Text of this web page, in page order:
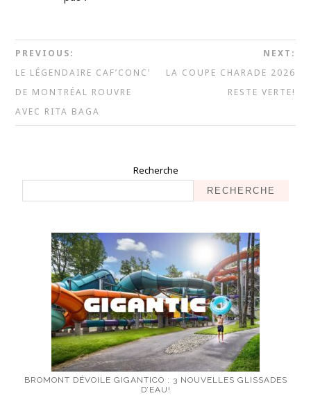
PREVIOUS:
LE LÉGENDAIRE CAF’CONC’
DE MONTRÉAL ROUVRE
AVEC RITA BAGA
NEXT:
LA COUPE CHARADE 2026
RESTE VERTE!
Recherche
RECHERCHE
BROMONT DÉVOILE GIGANTICO : 3 NOUVELLES GLISSADES
D’EAU!